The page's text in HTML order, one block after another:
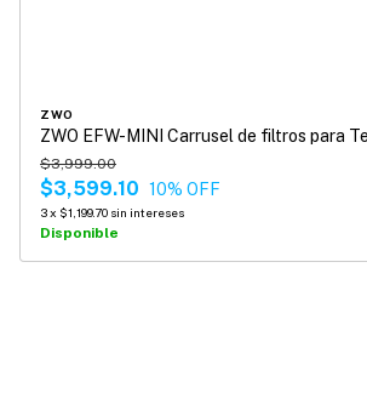
ZWO
ZWO EFW-MINI Carrusel de filtros para
$3,599.10
$3,999.00
10% OFF
3x $1,199.70 sin intereses
Disponible